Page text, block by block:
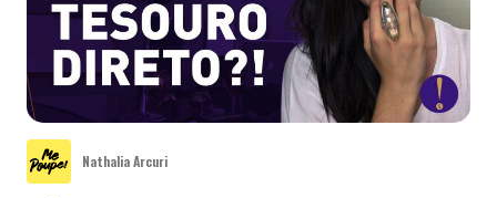
Nathalia Arcuri